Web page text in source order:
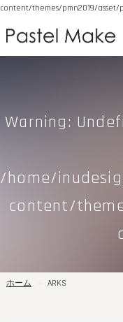
content/themes/pmn2019/
Warning:
/home/
content/
ホーム ARKS